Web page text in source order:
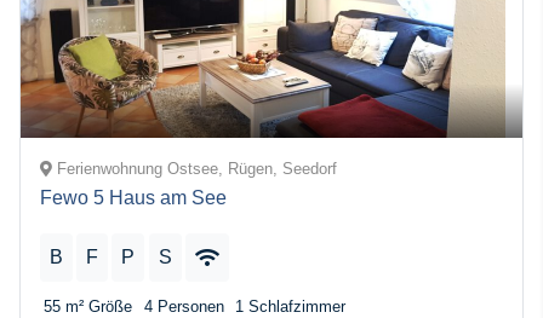
Ferienwohnung Ostsee, Rügen, Seedorf
Fewo 5 Haus am See
B F P S
55 m² Größe 4 Personen 1 Schlafzimmer